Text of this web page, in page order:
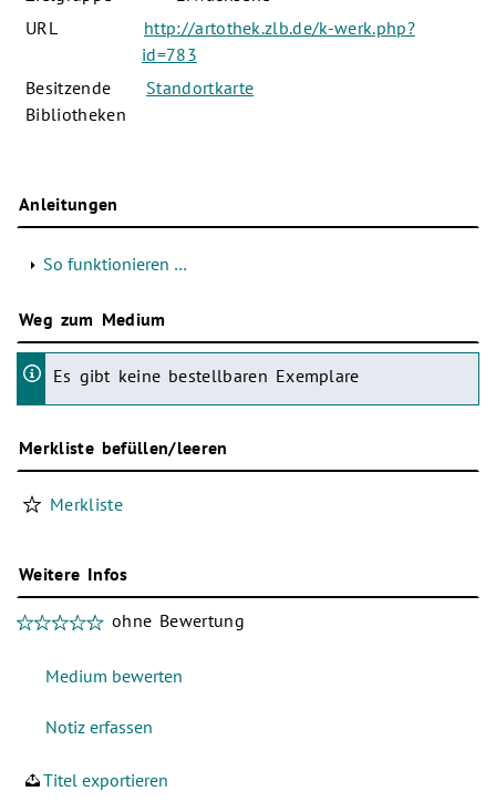
URL
http://artothek.zlb.de/k-werk.php?
id=783
Besitzende
Bibliotheken
Standortkarte
Anleitungen
So funktionieren …
Weg zum Medium
Es gibt keine bestellbaren Exemplare
Merkliste befüllen/leeren
Merkliste
Weitere Infos
ohne Bewertung
Titel exportieren